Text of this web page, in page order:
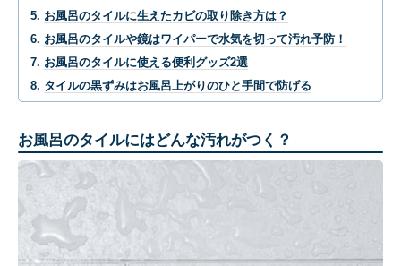
お風呂のタイルに生えたカビの取り除き方は？
お風呂のタイルや鏡はワイパーで水気を切って汚れ予防！
お風呂のタイルに使える便利グッズ2選
タイルの黒ずみはお風呂上がりのひと手間で防げる
お風呂のタイルにはどんな汚れがつく？